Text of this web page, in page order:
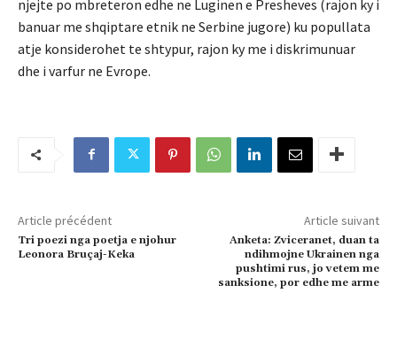
njejte po mbreteron edhe ne Luginen e Presheves (rajon ky i
banuar me shqiptare etnik ne Serbine jugore) ku popullata
atje konsiderohet te shtypur, rajon ky me i diskrimunuar
dhe i varfur ne Evrope.
Article précédent
Tri poezi nga poetja e njohur
Leonora Bruçaj-Keka
Article suivant
Anketa: Zviceranet, duan ta
ndihmojne Ukrainen nga
pushtimi rus, jo vetem me
sanksione, por edhe me arme